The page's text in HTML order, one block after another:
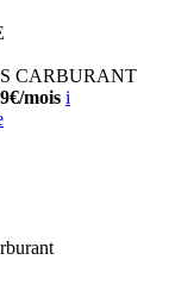
CARBURANT
mois i